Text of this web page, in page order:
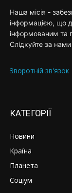
Наша місія -
інформацією, що
інформованим та
Слідкуйте за нами
Зворотній зв'язок
КАТЕГОРІЇ
Новини
Країна
Планета
Соціум